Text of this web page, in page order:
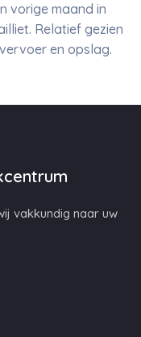
vorige maand in
Relatief gezien
en opslag.
vakkundig naar uw